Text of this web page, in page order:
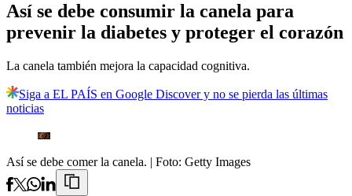
Así se debe consumir la canela para
prevenir la diabetes y proteger el corazón
La canela también mejora la capacidad cognitiva.
Siga a EL PAÍS en Google Discover y no se pierda las últimas
noticias
Así se debe comer la canela. | Foto: Getty Images